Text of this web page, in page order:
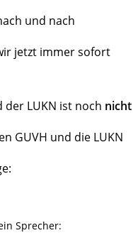
und nach
jetzt immer sofort
der LUKN ist noch nicht
GUVH und die LUKN
Sprecher: